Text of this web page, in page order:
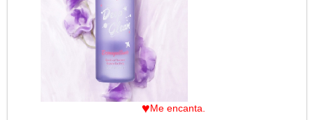
refrescantes como la lima y el anís
estrellado se combinan con toques de
lavanda para crear una apertura fresca y
misteriosa, como una invitación a una
velada especial.El corazón de la
fragancia es una declaración de
sensualidad y elegancia. La nuez
moscada y el cardamomo se mezclan
con toques especiados y amaderados,
♥Me encanta.